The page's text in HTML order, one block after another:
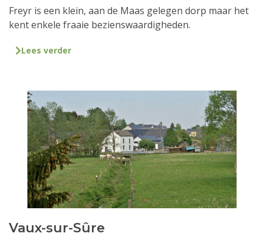
Freyr is een klein, aan de Maas gelegen dorp maar het
kent enkele fraaie bezienswaardigheden.
Lees verder
Vaux-sur-Sûre